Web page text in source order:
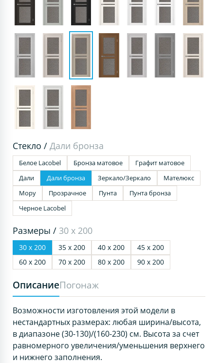
Стекло /Дали бронза
Белое Lacobel Бронза матовое
Графит матовое
Дали
Дали бронза Зеркало/Зеркало
Мателюкс
Мору
Прозрачное Пунта
Пунта бронза
Черное Lacobel
Размеры / 30 х 200
30 х 200 35 х 200 40 х 200
45 х 200
60 х 200
70 х 200 80 х 200 90 х 200
ОписаниеПогонаж
Возможности изготовления этой модели в
нестандартных размерах: любая ширина/высота,
в диапазоне (30-130)/(160-230) см. Высота за счет
равномерного увеличения/уменьшения верхнего
и нижнего заполнения.